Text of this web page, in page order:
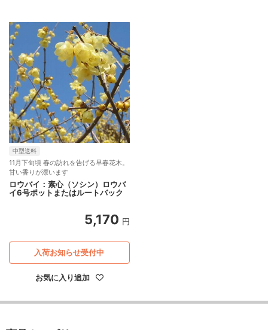
中型送料
11月下旬頃 春の訪れを告げる早春花木。
甘い香りが漂います
ロウバイ：素心（ソシン）ロウバ
イ6号ポットまたはルートバック
5,170 円
お気に入り追加
入荷お知らせ受付中